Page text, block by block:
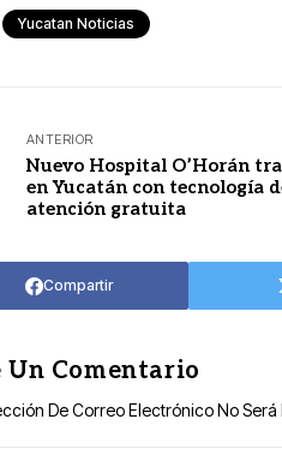
Yucatan Noticias
ANTERIOR
Nuevo Hospital O’Horán
en Yucatán con tecnología
atención gratuita
Compartir
Un Comentario
De Correo Electrónico No